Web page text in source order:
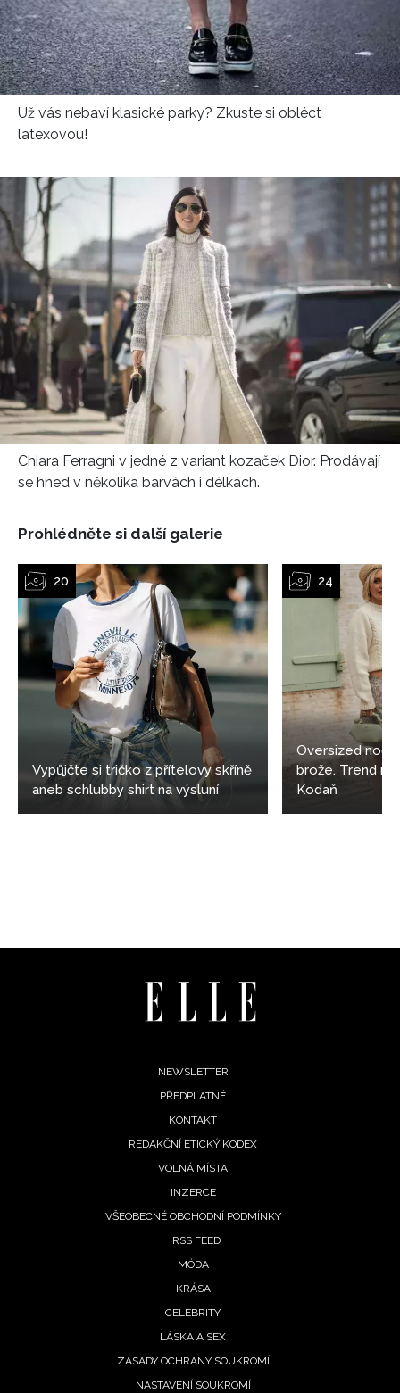
NEWSLETTER
Přihlášením k newsletteru souhlasíte s
potvrzujete, že jste se seznámili seZásadami
ochrany soukromí- BurdaMedia Extra s.r.o. bude s
Vašimi údaji pracovat zejména k organizaci a
vyhodnocení akce a zasílání novinek.
Chcete navíc dostávat i další zajímavé a exkluzivní
informace od našich partnerů? Pokud souhlasíte se
zpracováním údajů k tomuto účelu podleZásad ochrany
soukromí BurdaMedia Extra s.r.o.
, zaškrtněte toto pole.
Už vás nebaví klasické parky? Zkuste si obléct
latexovou!
Chiara Ferragni v jedné z variant kozaček Dior. Prodávají
se hned v několika barvách i délkách.
Prohlédněte si další galerie
Vypůjčte si tričko z přítelovy skříně
aneb schlubby shirt na výsluní
Oversized
brože. Trend
Kodaň
NEWSLETTER
PŘEDPLATNÉ
KONTAKT
REDAKČNÍ ETICKÝ KODEX
VOLNÁ MÍSTA
INZERCE
VŠEOBECNÉ OBCHODNÍ PODMÍNKY
RSS FEED
MÓDA
KRÁSA
CELEBRITY
LÁSKA A SEX
ZÁSADY OCHRANY SOUKROMÍ
NASTAVENÍ SOUKROMÍ